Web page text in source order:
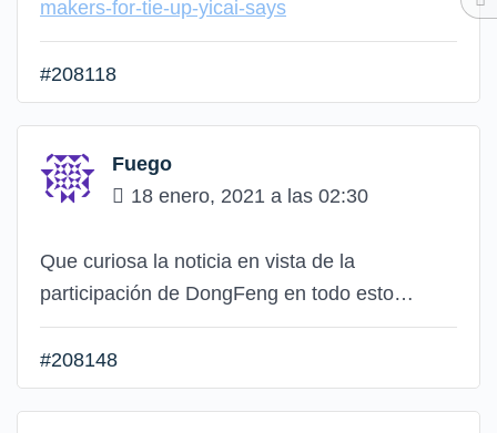
makers-for-tie-up-yicai-says
#208118
Fuego
18 enero, 2021 a las 02:30
Que curiosa la noticia en vista de la
participación de DongFeng en todo esto…
#208148